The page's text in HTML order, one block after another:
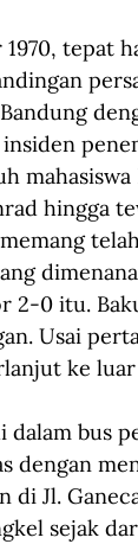
1970, tepat
mahasiswa
hingga
2-0 itu.
Usai
ke luar
dalam bus
dengan
di Jl.
sejak